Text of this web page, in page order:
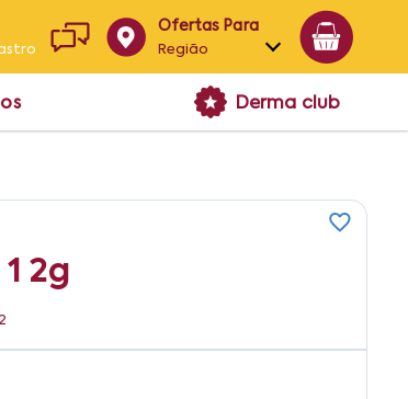
Ofertas Para
Região
Alagoas
Derma club
2g